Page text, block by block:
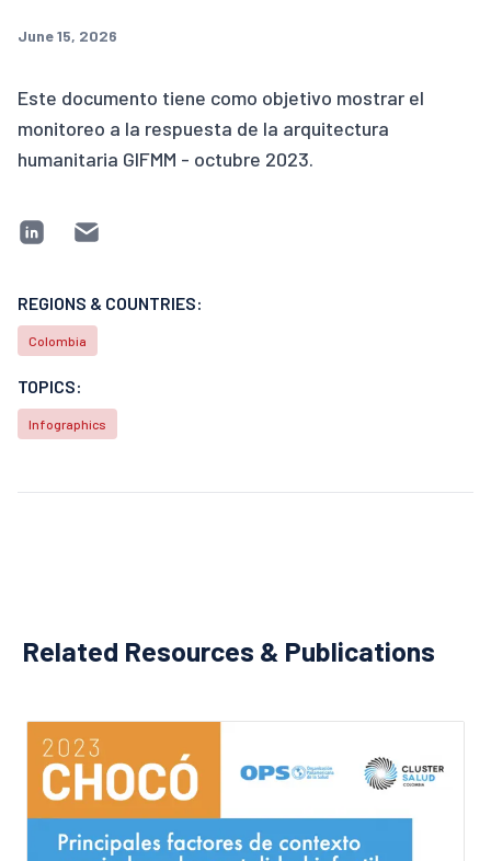
June 15, 2026
Este documento tiene como objetivo mostrar el
monitoreo a la respuesta de la arquitectura
humanitaria GIFMM - octubre 2023.
REGIONS & COUNTRIES:
Colombia
TOPICS:
Infographics
Related Resources & Publications